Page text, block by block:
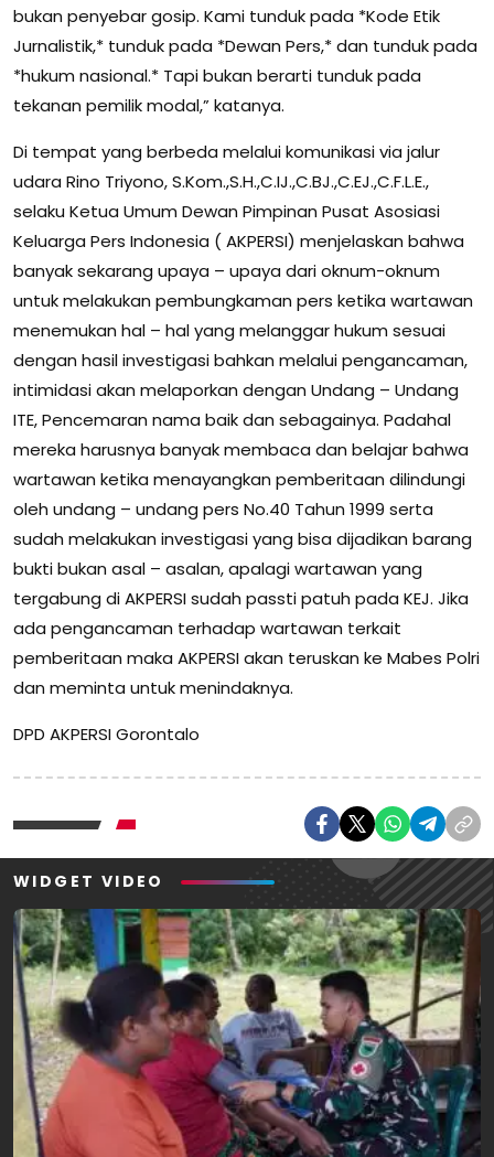
bukan penyebar gosip. Kami tunduk pada *Kode Etik
Jurnalistik,* tunduk pada *Dewan Pers,* dan tunduk pada
*hukum nasional.* Tapi bukan berarti tunduk pada
tekanan pemilik modal,” katanya.
Di tempat yang berbeda melalui komunikasi via jalur
udara Rino Triyono, S.Kom.,S.H.,C.IJ.,C.BJ.,C.EJ.,C.F.L.E.,
selaku Ketua Umum Dewan Pimpinan Pusat Asosiasi
Keluarga Pers Indonesia ( AKPERSI) menjelaskan bahwa
banyak sekarang upaya – upaya dari oknum-oknum
untuk melakukan pembungkaman pers ketika wartawan
menemukan hal – hal yang melanggar hukum sesuai
dengan hasil investigasi bahkan melalui pengancaman,
intimidasi akan melaporkan dengan Undang – Undang
ITE, Pencemaran nama baik dan sebagainya. Padahal
mereka harusnya banyak membaca dan belajar bahwa
wartawan ketika menayangkan pemberitaan dilindungi
oleh undang – undang pers No.40 Tahun 1999 serta
sudah melakukan investigasi yang bisa dijadikan barang
bukti bukan asal – asalan, apalagi wartawan yang
tergabung di AKPERSI sudah passti patuh pada KEJ. Jika
ada pengancaman terhadap wartawan terkait
pemberitaan maka AKPERSI akan teruskan ke Mabes Polri
dan meminta untuk menindaknya.
DPD AKPERSI Gorontalo
WIDGET VIDEO